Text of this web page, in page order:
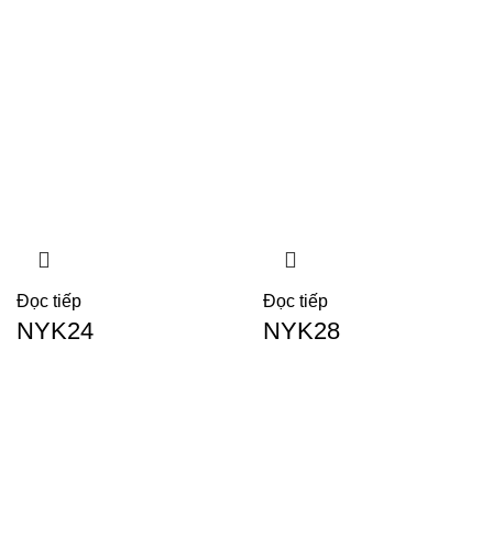
Đọc tiếp
NYK24
Đọc tiếp
NYK28